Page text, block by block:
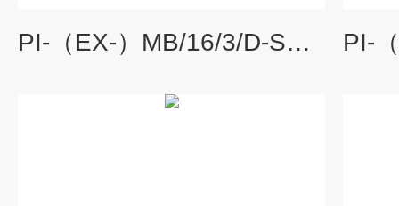
PI-（EX-）MB/16/3/D-SUB菲尼克斯PI-（EX-）MB/16/3/D-SUB通用型母板